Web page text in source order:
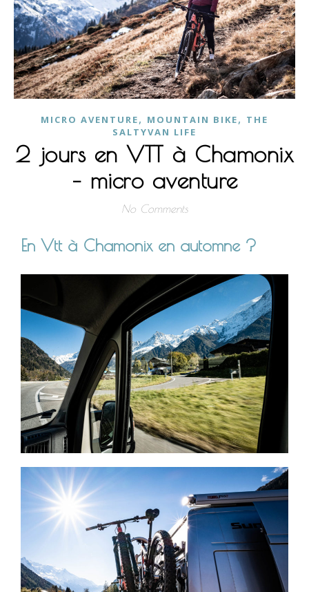
MICRO AVENTURE, MOUNTAIN BIKE, THE
SALTYVAN LIFE
2 jours en VTT à Chamonix
– micro aventure
No Comments
En Vtt à Chamonix en automne ?